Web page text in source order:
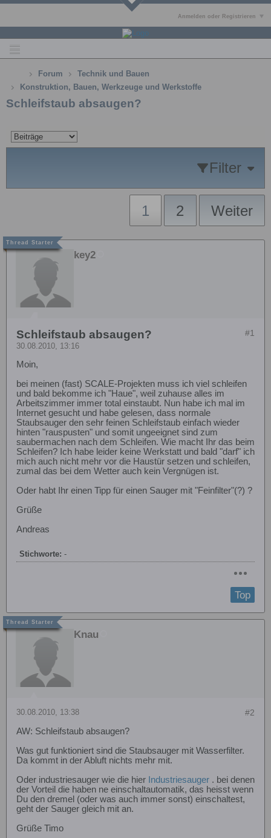
Anmelden oder Registrieren
Forum
Technik und Bauen
Konstruktion, Bauen, Werkzeuge und Werkstoffe
Schleifstaub absaugen?
Filter
1 2 Weiter
key2
#1
Schleifstaub absaugen?
30.08.2010, 13:16
Moin,
bei meinen (fast) SCALE-Projekten muss ich viel schleifen
und bald bekomme ich "Haue", weil zuhause alles im
Arbeitszimmer immer total einstaubt. Nun habe ich mal im
Internet gesucht und habe gelesen, dass normale
Staubsauger den sehr feinen Schleifstaub einfach wieder
hinten "rauspusten" und somit ungeeignet sind zum
saubermachen nach dem Schleifen. Wie macht Ihr das beim
Schleifen? Ich habe leider keine Werkstatt und bald "darf" ich
mich auch nicht mehr vor die Haustür setzen und schleifen,
zumal das bei dem Wetter auch kein Vergnügen ist.
Oder habt Ihr einen Tipp für einen Sauger mit "Feinfilter"(?) ?
Grüße
Andreas
Stichworte: -
Top
Knau
#2
30.08.2010, 13:38
AW: Schleifstaub absaugen?
Was gut funktioniert sind die Staubsauger mit Wasserfilter.
Da kommt in der Abluft nichts mehr mit.
Oder industriesauger wie die hier Industriesauger . bei denen
der Vorteil die haben ne einschaltautomatik, das heisst wenn
Du den dremel (oder was auch immer sonst) einschaltest,
geht der Sauger gleich mit an.
Grüße Timo